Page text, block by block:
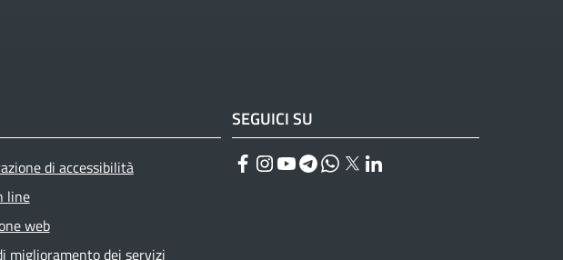
di accessibilità
line
web
miglioramento dei servizi
SEGUICI SU
Facebook
Instagram
YouTube
Telegram
WhatsApp
Twitter